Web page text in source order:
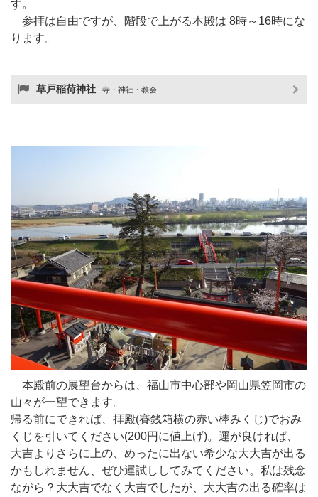
す。
参拝は自由ですが、階段で上がる本殿は 8時～16時にな
ります。
草戸稲荷神社 寺・神社・教会
本殿前の展望台からは、福山市中心部や岡山県笠岡市の
山々が一望できます。
帰る前にできれば、拝殿(賽銭箱横の赤い棒みくじ)でおみ
くじを引いてください(200円に値上げ)。運が良ければ、
大吉よりさらに上の、めったに出ない希少な大大吉が出る
かもしれません、ぜひ運試ししてみてください。私は残念
ながら？大大吉でなく大吉でしたが、大大吉の出る確率は